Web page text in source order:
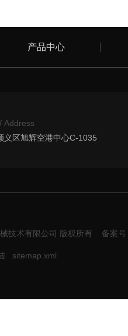
产品中心
/ Address
义区旭辉空港中心C-1035
技术有限公司 版权所有 备案
sitemap.xml